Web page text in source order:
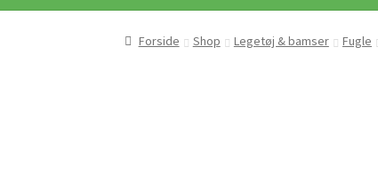
Forside Shop Legetøj & bamser Fugle